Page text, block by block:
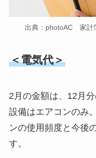
出典：photoAC 家計
＜電気代＞
2月の金額は、12月
設備はエアコンのみ
ンの使用頻度と今後
す。